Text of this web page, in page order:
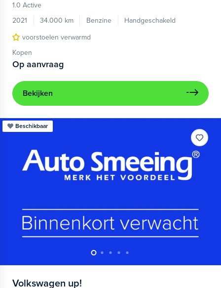
1.0 Active
2021
34.000 km Benzine
Handgeschakeld
voorstoelen verwarmd
Kopen
Op aanvraag
Bekijken
Beschikbaar
Volkswagen up!